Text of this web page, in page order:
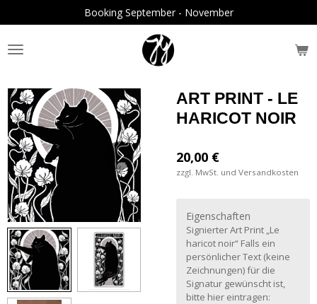
Hauptinhalt
springen
Booking September - November
ART PRINT - LE
HARICOT NOIR
20,00 €
zzgl. MwSt. und Versandkosten
Eigenschaften
Signierter Art Print „Le
haricot noir“ Falls ein
persönlicher Text (keine
Zeichnungen) für die
Signatur gewünscht ist,
bitte hier eintragen: